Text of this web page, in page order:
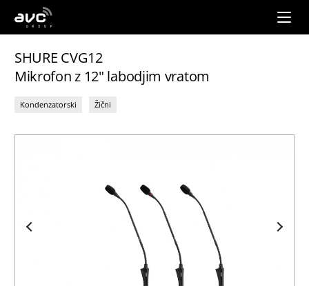
AVC
Group
SHURE CVG12
Mikrofon z 12" labodjim vratom
Kondenzatorski Žični